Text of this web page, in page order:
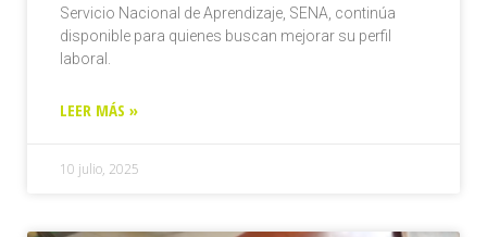
Servicio Nacional de Aprendizaje, SENA, continúa
disponible para quienes buscan mejorar su perfil
laboral.
LEER MÁS »
10 julio, 2025